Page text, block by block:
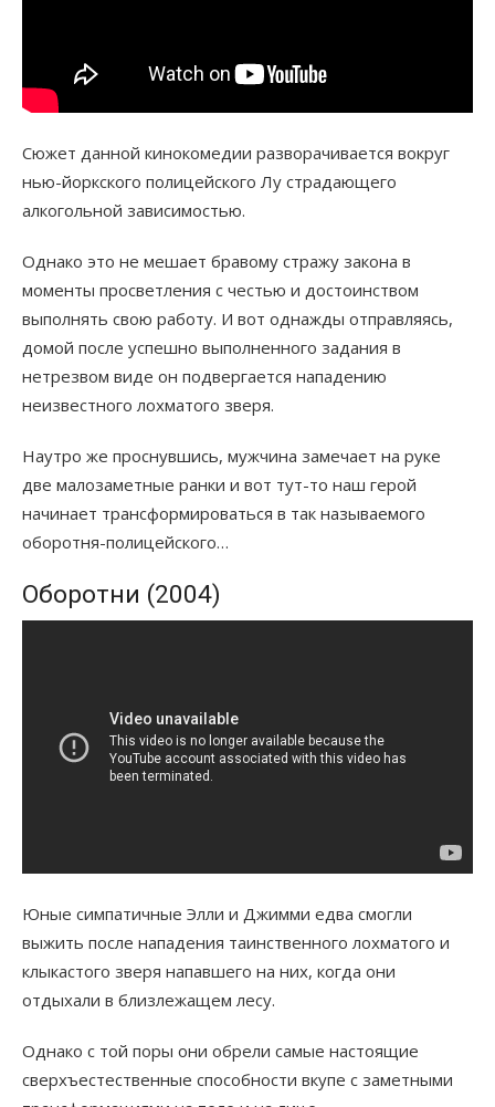
Сюжет данной кинокомедии разворачивается вокруг
нью-йоркского полицейского Лу страдающего
алкогольной зависимостью.
Однако это не мешает бравому стражу закона в
моменты просветления с честью и достоинством
выполнять свою работу. И вот однажды отправляясь,
домой после успешно выполненного задания в
нетрезвом виде он подвергается нападению
неизвестного лохматого зверя.
Наутро же проснувшись, мужчина замечает на руке
две малозаметные ранки и вот тут-то наш герой
начинает трансформироваться в так называемого
оборотня-полицейского…
Оборотни (2004)
Юные симпатичные Элли и Джимми едва смогли
выжить после нападения таинственного лохматого и
клыкастого зверя напавшего на них, когда они
отдыхали в близлежащем лесу.
Однако с той поры они обрели самые настоящие
сверхъестественные способности вкупе с заметными